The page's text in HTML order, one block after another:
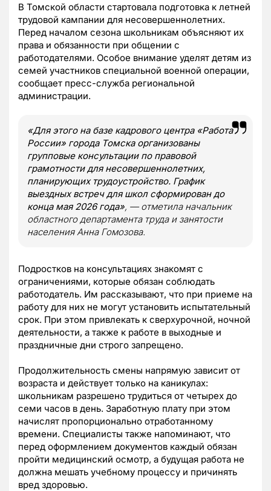
В Томской области стартовала подготовка к летней
трудовой кампании для несовершеннолетних.
Перед началом сезона школьникам объясняют их
права и обязанности при общении с
работодателями. Особое внимание уделят детям из
семей участников специальной военной операции,
сообщает пресс-служба региональной
администрации.
«Для этого на базе кадрового центра «Работа
России» города Томска организованы
групповые консультации по правовой
грамотности для несовершеннолетних,
планирующих трудоустройство. График
выездных встреч для школ сформирован до
конца мая 2026 года», — отметила начальник
областного департамента труда и занятости
населения Анна Гомозова.
Подростков на консультациях знакомят с
ограничениями, которые обязан соблюдать
работодатель. Им рассказывают, что при приеме на
работу для них не могут установить испытательный
срок. При этом привлекать к сверхурочной, ночной
деятельности, а также к работе в выходные и
праздничные дни строго запрещено.
Продолжительность смены напрямую зависит от
возраста и действует только на каникулах:
школьникам разрешено трудиться от четырех до
семи часов в день. Заработную плату при этом
начислят пропорционально отработанному
времени. Специалисты также напоминают, что
перед оформлением документов каждый обязан
пройти медицинский осмотр, а будущая работа не
должна мешать учебному процессу и причинять
вред здоровью.